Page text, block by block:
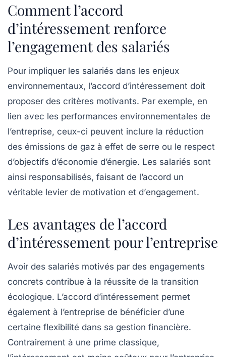
Comment l’accord
d’intéressement renforce
l’engagement des salariés
Pour impliquer les salariés dans les enjeux
environnementaux, l’accord d’intéressement doit
proposer des critères motivants. Par exemple, en
lien avec les performances environnementales de
l’entreprise, ceux-ci peuvent inclure la réduction
des émissions de gaz à effet de serre ou le respect
d’objectifs d’économie d’énergie. Les salariés sont
ainsi responsabilisés, faisant de l’accord un
véritable levier de motivation et d’engagement.
Les avantages de l’accord
d’intéressement pour l’entreprise
Avoir des salariés motivés par des engagements
concrets contribue à la réussite de la transition
écologique. L’accord d’intéressement permet
également à l’entreprise de bénéficier d’une
certaine flexibilité dans sa gestion financière.
Contrairement à une prime classique,